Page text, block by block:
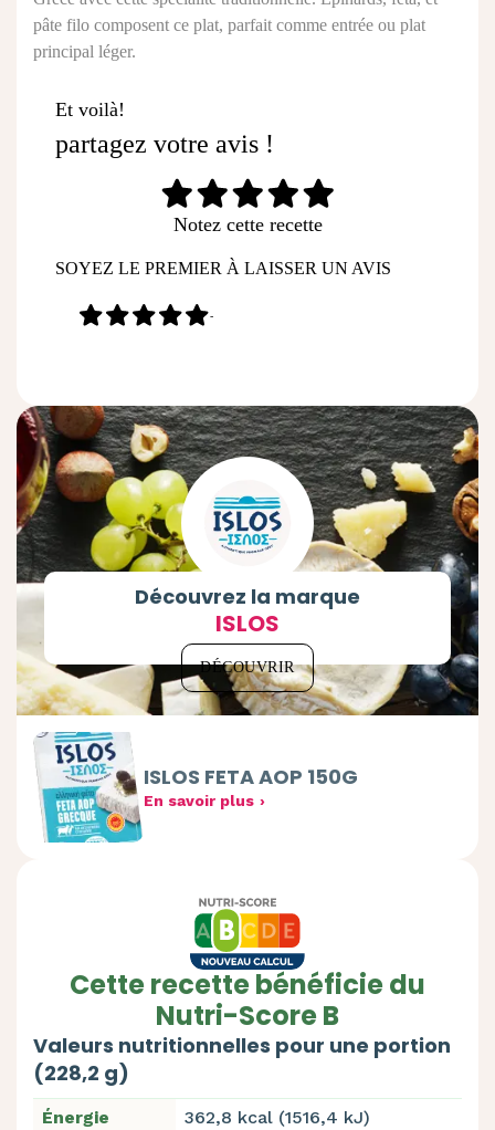
pâte filo composent ce plat, parfait comme entrée ou plat
principal léger.
Et voilà!
partagez votre avis !
Notez cette recette
SOYEZ LE PREMIER À LAISSER UN AVIS
-
Découvrez la marque
ISLOS
DÉCOUVRIR
ISLOS FETA AOP 150G
En savoir plus
Cette recette bénéficie du
Nutri-Score B
Valeurs nutritionnelles pour une portion
(228,2 g)
Énergie
362,8 kcal (1516,4 kJ)